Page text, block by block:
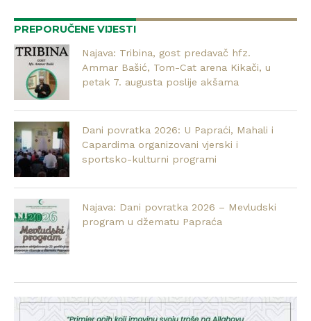
PREPORUČENE VIJESTI
Najava: Tribina, gost predavač hfz.
Ammar Bašić, Tom-Cat arena Kikači, u
petak 7. augusta poslije akšama
Dani povratka 2026: U Papraći, Mahali i
Capardima organizovani vjerski i
sportsko-kulturni programi
Najava: Dani povratka 2026 – Mevludski
program u džematu Papraća